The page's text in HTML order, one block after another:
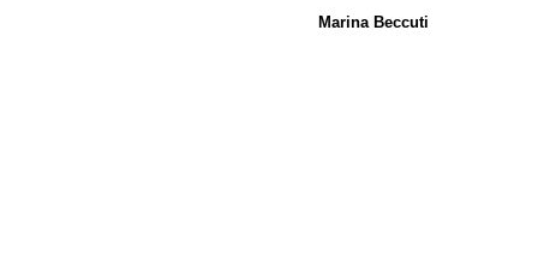
Marina Beccuti